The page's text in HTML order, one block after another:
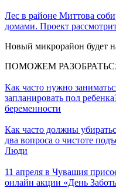
Лес в районе Миттова
домами. Проект
Новый микрорайон будет
ПОМОЖЕМ
Как часто нужно
запланировать пол
беременности
Как часто должны
два вопроса о чистоте
Люди
11 апреля в Чувашия
онлайн акции «День